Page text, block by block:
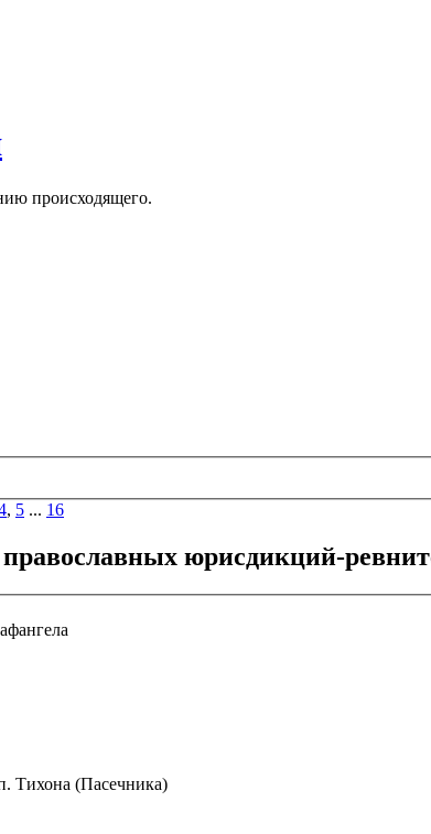
происходящего.
, 5 ... 16
юрисдикций-
Тихона (Пасечника)